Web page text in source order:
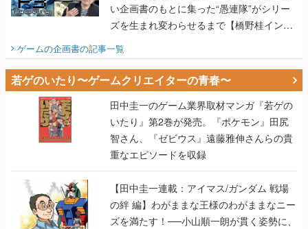
い企画書のもとに集った“愚連隊”がシリー
ズを生まれ変わらせるまで【橋野桂インタ
ゲームの企画書の記事一覧
若ゲのいたり〜ゲームクリエイターの青春〜
田中圭一のゲーム業界取材マンガ『若ゲの
いたり』第2巻が発売。『ポケモン』田尻
智さん、『ゼビウス』遠藤雅伸さんらの貴
重なエピソードを収録
【田中圭一連載：アイマス/ガンダム 戦場
の絆 編】わがままな王様のわがままなニー
ズを満たす！──小山順一朗が貫く姿勢に、